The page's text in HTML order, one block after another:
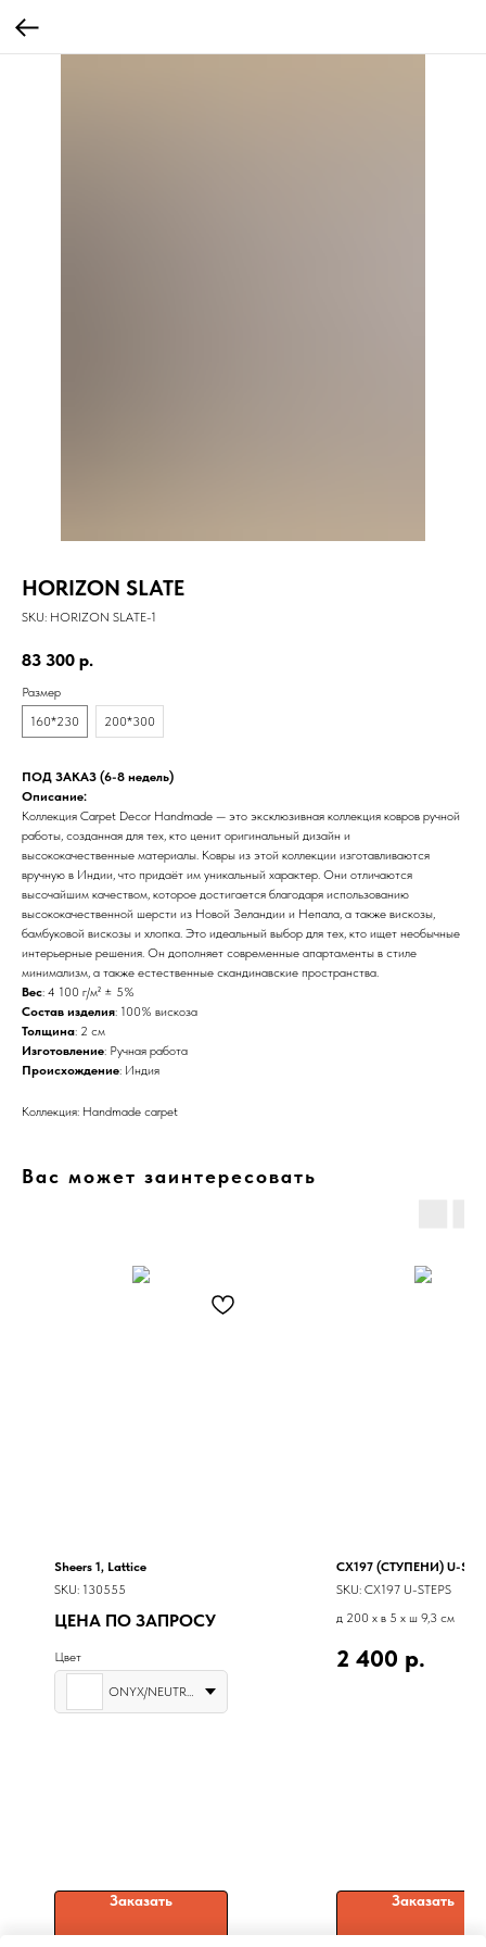
HORIZON SLATE
SKU: HORIZON SLATE-1
83 300 р.
Размер
160*230
200*300
ПОД ЗАКАЗ (6-8 недель)
Описание:
Коллекция Carpet Decor Handmade — это эксклюзивная коллекция ковров ручной
работы, созданная для тех, кто ценит оригинальный дизайн и
высококачественные материалы. Ковры из этой коллекции изготавливаются
вручную в Индии, что придаёт им уникальный характер. Они отличаются
высочайшим качеством, которое достигается благодаря использованию
высококачественной шерсти из Новой Зеландии и Непала, а также вискозы,
бамбуковой вискозы и хлопка. Это идеальный выбор для тех, кто ищет необычные
интерьерные решения. Он дополняет современные апартаменты в стиле
минимализм, а также естественные скандинавские пространства.
Вес: 4 100 г/м² ± 5%
Состав изделия: 100% вискоза
Толщина: 2 см
Изготовление: Ручная работа
Происхождение: Индия
Коллекция: Handmade carpet
Вас может заинтересовать
Sheers 1, Lattice
SKU: 130555
ЦЕНА ПО ЗАПРОСУ
Цвет
Заказать
CX197 (СТУПЕНИ) U-
SKU: CX197 U-STEPS
д 200 x в 5 x ш 9,3 см
2 400 р.
Заказать